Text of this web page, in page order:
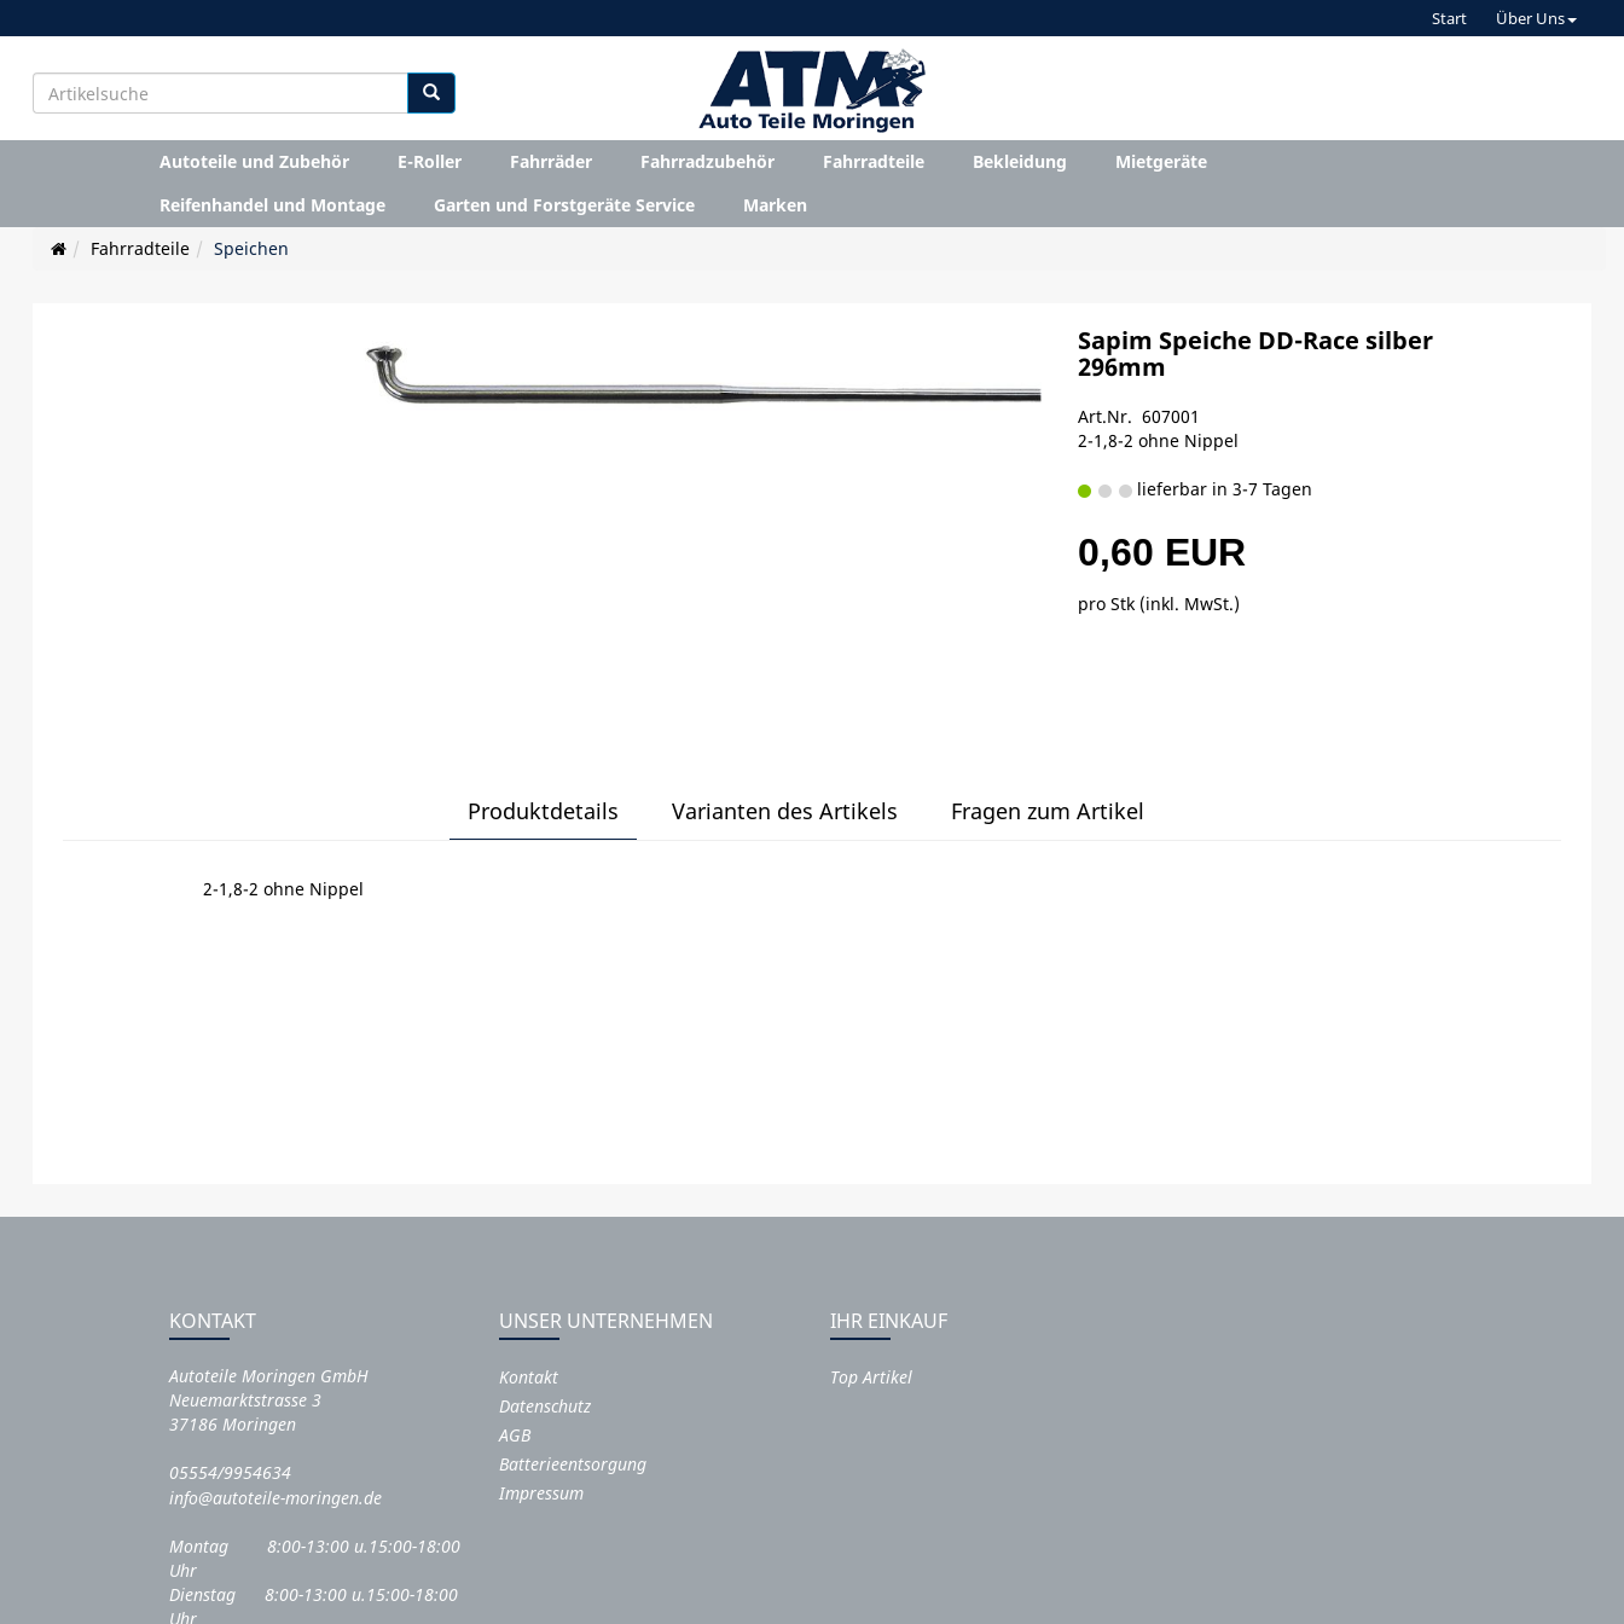
Start Über Uns
Autoteile und Zubehör E-Roller Fahrräder Fahrradzubehör Fahrradteile Bekleidung
Mietgeräte
Reifenhandel und Montage
Garten und Forstgeräte Service
Marken
Fahrradteile
Speichen
Sapim Speiche DD-Race silber
296mm
Art.Nr. 607001
2-1,8-2 ohne Nippel
lieferbar in 3-7 Tagen
0,60 EUR
pro Stk (inkl. MwSt.)
Produktdetails Varianten des Artikels Fragen zum Artikel
2-1,8-2 ohne Nippel
KONTAKT
Autoteile Moringen GmbH
Neuemarktstrasse 3
37186 Moringen
05554/9954634
info@autoteile-moringen.de
Montag 8:00-13:00 u.15:00-18:00
Uhr
Dienstag 8:00-13:00 u.15:00-18:00
Uhr
UNSER UNTERNEHMEN
Kontakt
Datenschutz
AGB
Batterieentsorgung
Impressum
IHR EINKAUF
Top Artikel